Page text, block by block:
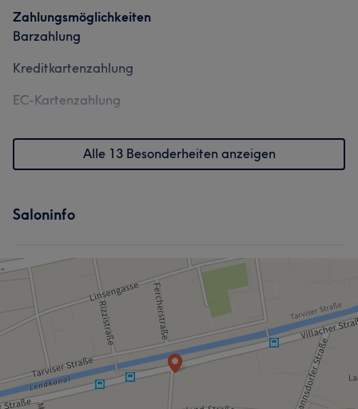
Zahlungsmöglichkeiten
Barzahlung
Kreditkartenzahlung
EC-Kartenzahlung
Alle 13 Besonderheiten anzeigen
Saloninfo